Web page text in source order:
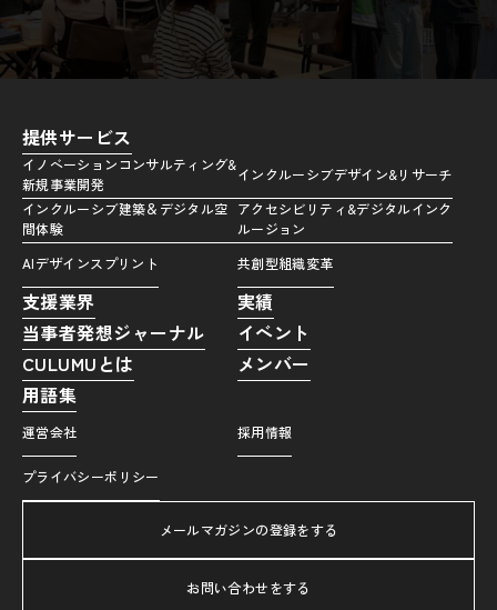
提供サービス
イノベーションコンサルティング&
新規事業開発
インクルーシブデザイン&リサーチ
インクルーシブ建築＆デジタル空
間体験
アクセシビリティ&デジタルインク
ルージョン
AIデザインスプリント
共創型組織変革
支援業界
実績
当事者発想ジャーナル
イベント
CULUMUとは
メンバー
用語集
運営会社 採用情報
プライバシーポリシー
メールマガジンの登録をする
お問い合わせをする